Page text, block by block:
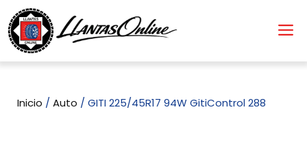
Inicio / Auto / GITI 225/45R17 94W GitiControl 288